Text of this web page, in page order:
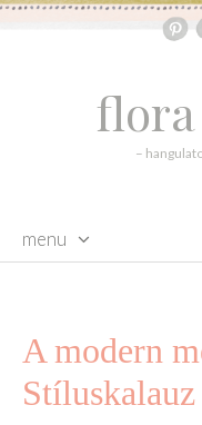
flora
–
menu
A modern
Stíluskalauz